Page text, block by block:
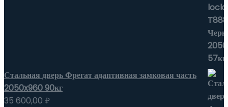
Стальная дверь Фрегат адаптивная замковая часть
2050x960 90кг
35 600,00 ₽